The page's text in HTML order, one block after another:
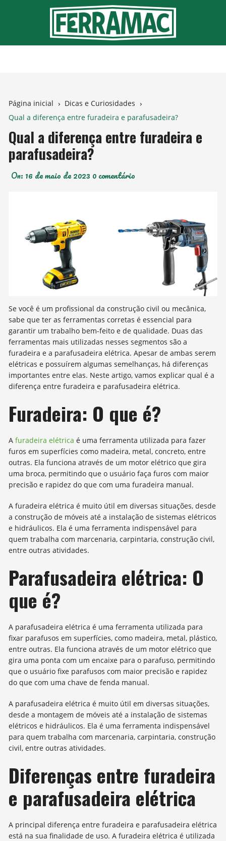
Página inicial
Dicas e Curiosidades
Qual a diferença entre furadeira e parafusadeira?
Qual a diferença entre furadeira e
parafusadeira?
On: 16 de maio de 2023 0 comentário
Se você é um profissional da construção civil ou mecânica,
sabe que ter as ferramentas corretas é essencial para
garantir um trabalho bem-feito e de qualidade. Duas das
ferramentas mais utilizadas nesses segmentos são a
furadeira e a parafusadeira elétrica. Apesar de ambas serem
elétricas e possuírem algumas semelhanças, há diferenças
importantes entre elas. Neste artigo, vamos explicar qual é a
diferença entre furadeira e parafusadeira elétrica.
Furadeira: O que é?
Afuradeira elétrica é uma ferramenta utilizada para fazer
furos em superfícies como madeira, metal, concreto, entre
outras. Ela funciona através de um motor elétrico que gira
uma broca, permitindo que o usuário faça furos com maior
precisão e rapidez do que com uma furadeira manual.
A furadeira elétrica é muito útil em diversas situações, desde
a construção de móveis até a instalação de sistemas elétricos
e hidráulicos. Ela é uma ferramenta indispensável para
quem trabalha com marcenaria, carpintaria, construção civil,
entre outras atividades.
Parafusadeira elétrica: O
que é?
A parafusadeira elétrica é uma ferramenta utilizada para
fixar parafusos em superfícies, como madeira, metal, plástico,
entre outras. Ela funciona através de um motor elétrico que
gira uma ponta com um encaixe para o parafuso, permitindo
que o usuário fixe parafusos com maior precisão e rapidez
do que com uma chave de fenda manual.
A parafusadeira elétrica é muito útil em diversas situações,
desde a montagem de móveis até a instalação de sistemas
elétricos e hidráulicos. Ela é uma ferramenta indispensável
para quem trabalha com marcenaria, carpintaria, construção
civil, entre outras atividades.
Diferenças entre furadeira
e parafusadeira elétrica
A principal diferença entre furadeira e parafusadeira elétrica
está na sua finalidade de uso. A furadeira elétrica é utilizada